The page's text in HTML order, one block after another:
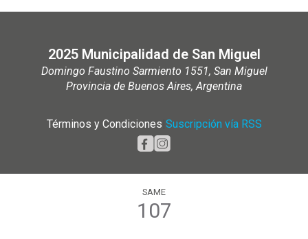
2025 Municipalidad de San Miguel
Domingo Faustino Sarmiento 1551, San Miguel
Provincia de Buenos Aires, Argentina
Términos y Condiciones Suscripción vía RSS
SAME
107